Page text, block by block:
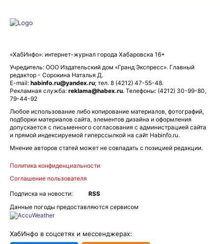
«ХабИнфо»: интернет-журнал города Хабаровска 16+
Учредитель: ООО Издательский дом «Гранд Экспресс». Главный
редактор - Сорокина Наталья Д.
E-mail: habinfo.ru@yandex.ru; тел. 8 (4212) 47-55-48.
Рекламная служба: reklama@habex.ru. Телефоны: (4212) 30-99-80,
79-44-92
Любое использование либо копирование материалов, фотографий,
подборки материалов сайта, элементов дизайна и оформления
допускается с письменного согласования с администрацией сайта
и прямой индексируемой гиперссылкой на сайт Habinfo.ru.
Мнение авторов статей может не совпадать с позицией редакции.
Политика конфиденциальности
Соглашение пользователя
Подписка на новости:
RSS
Данные погоды предоставляются сервисом
ХабИнфо в соцсетях и мессенджерах: